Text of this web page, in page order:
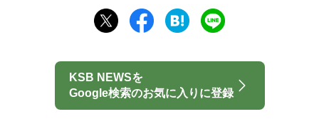
KSB NEWSを
Google検索のお気に入りに登録